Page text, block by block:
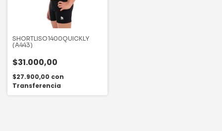
SHORTLISO1400QUICKLY
(A443)
$31.000,00
$27.900,00 con
Transferencia